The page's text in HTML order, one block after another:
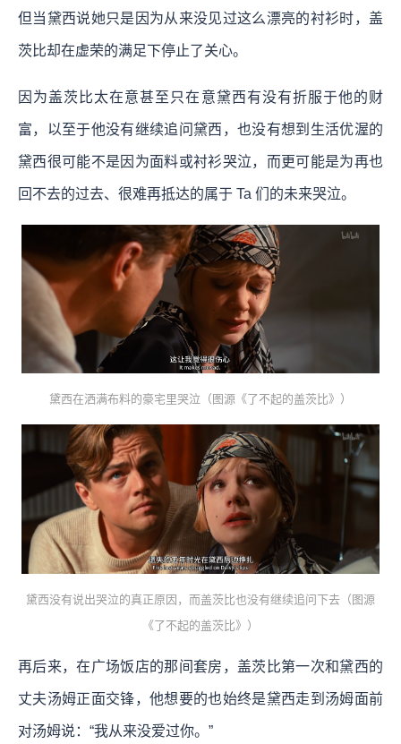
但当黛西说她只是因为从来没见过这么漂亮的衬衫时，盖
茨比却在虚荣的满足下停止了关心。
因为盖茨比太在意甚至只在意黛西有没有折服于他的财
富，以至于他没有继续追问黛西，也没有想到生活优渥的
黛西很可能不是因为面料或衬衫哭泣，而更可能是为再也
回不去的过去、很难再抵达的属于 Ta 们的未来哭泣。
黛西在洒满布料的豪宅里哭泣（图源《了不起的盖茨比》）
黛西没有说出哭泣的真正原因，而盖茨比也没有继续追问下去（图源
《了不起的盖茨比》）
再后来，在广场饭店的那间套房，盖茨比第一次和黛西的
丈夫汤姆正面交锋，他想要的也始终是黛西走到汤姆面前
对汤姆说：“我从来没爱过你。”